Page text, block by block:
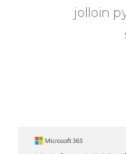
jolloin